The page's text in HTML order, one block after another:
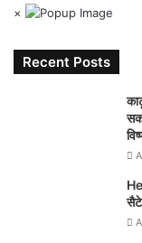
×
Recent Posts